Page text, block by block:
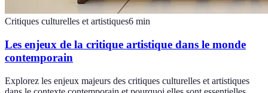
Critiques culturelles et artistiques6 min
Les enjeux de la critique artistique dans le monde
contemporain
Explorez les enjeux majeurs des critiques culturelles et artistiques